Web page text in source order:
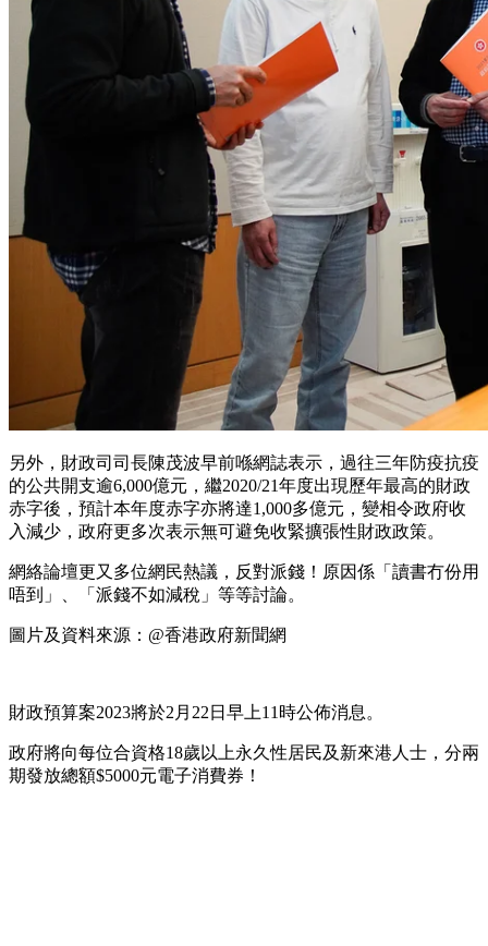
另外，財政司司長陳茂波早前喺網誌表示，過往三年防疫抗疫
的公共開支逾6,000億元，繼2020/21年度出現歷年最高的財政
赤字後，預計本年度赤字亦將達1,000多億元，變相令政府收
入減少，政府更多次表示無可避免收緊擴張性財政政策。
網絡論壇更又多位網民熱議，反對派錢！原因係「讀書冇份用
唔到」、「派錢不如減稅」等等討論。
圖片及資料來源：@香港政府新聞網
財政預算案2023將於2月22日早上11時公佈消息。
政府將向每位合資格18歲以上永久性居民及新來港人士，分兩
期發放總額$5000元電子消費券！